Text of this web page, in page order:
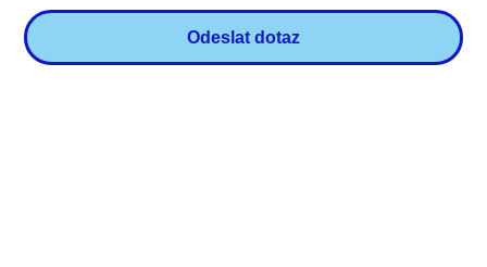
Odeslat dotaz